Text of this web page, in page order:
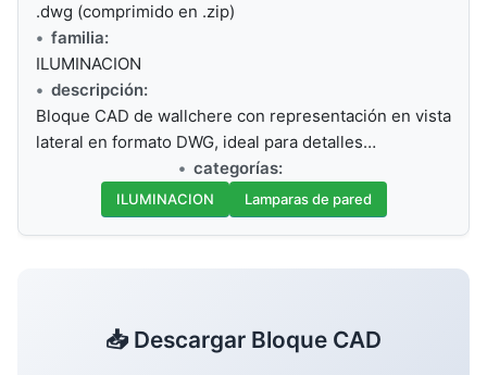
.dwg (comprimido en .zip)
familia:
ILUMINACION
descripción:
Bloque CAD de wallchere con representación en vista
lateral en formato DWG, ideal para detalles…
categorías:
ILUMINACION Lamparas de pared
📥 Descargar Bloque CAD